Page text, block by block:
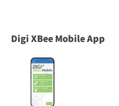
Digi XBee Mobile App